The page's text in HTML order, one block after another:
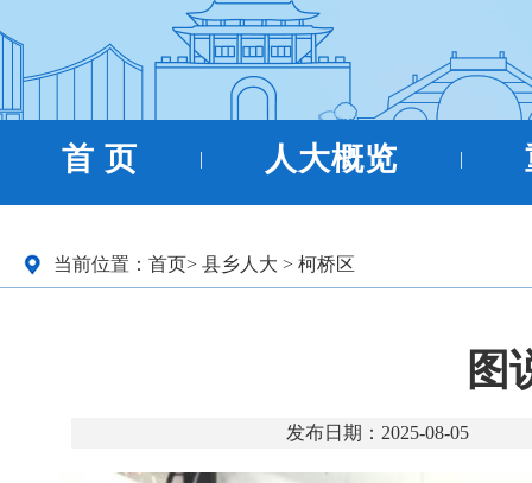
首 页 | 人大概览 |
当前位置： 首页> 县乡人大 > 柯桥区
图
发布日期：2025-08-05